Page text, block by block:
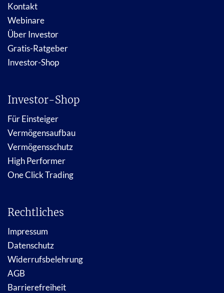
Kontakt
Webinare
Über Investor
Gratis-Ratgeber
Investor-Shop
Investor-Shop
Für Einsteiger
Vermögensaufbau
Vermögensschutz
High Performer
One Click Trading
Rechtliches
Impressum
Datenschutz
Widerrufsbelehrung
AGB
Barrierefreiheit